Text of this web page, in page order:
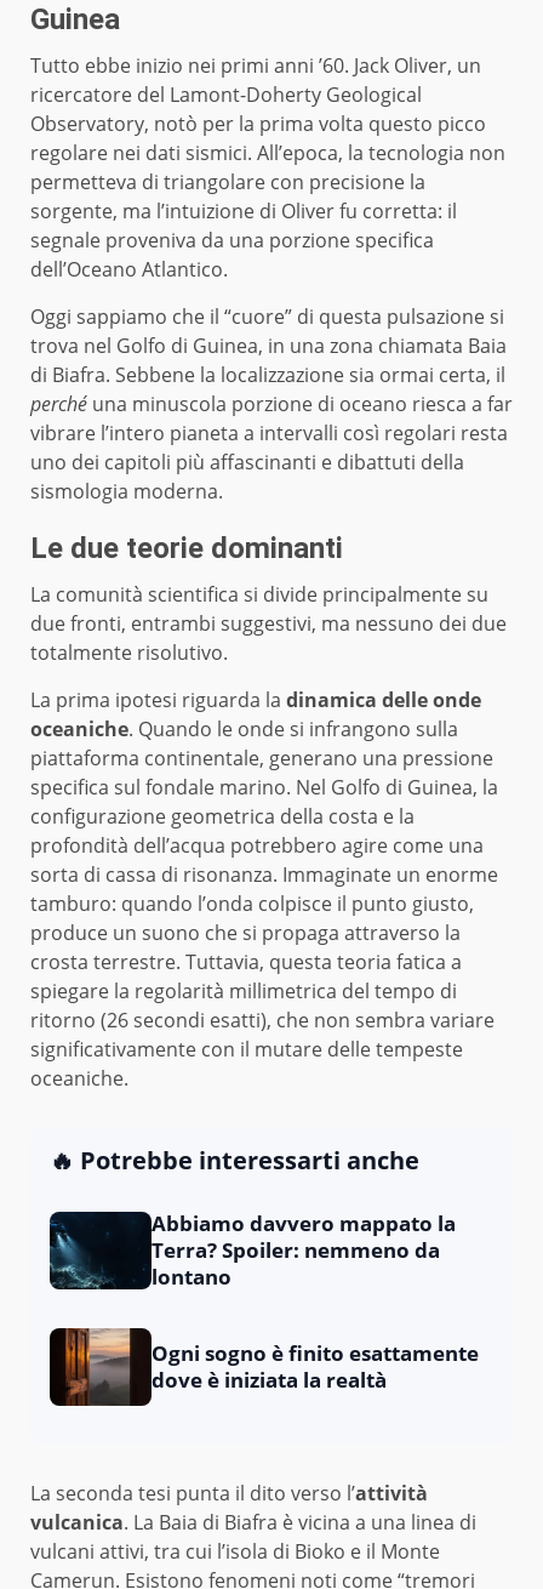
Guinea
Tutto ebbe inizio nei primi anni ’60. Jack Oliver, un
ricercatore del Lamont-Doherty Geological
Observatory, notò per la prima volta questo picco
regolare nei dati sismici. All’epoca, la tecnologia non
permetteva di triangolare con precisione la
sorgente, ma l’intuizione di Oliver fu corretta: il
segnale proveniva da una porzione specifica
dell’Oceano Atlantico.
Oggi sappiamo che il “cuore” di questa pulsazione si
trova nel Golfo di Guinea, in una zona chiamata Baia
di Biafra. Sebbene la localizzazione sia ormai certa, il
perché una minuscola porzione di oceano riesca a far
vibrare l’intero pianeta a intervalli così regolari resta
uno dei capitoli più affascinanti e dibattuti della
sismologia moderna.
Le due teorie dominanti
La comunità scientifica si divide principalmente su
due fronti, entrambi suggestivi, ma nessuno dei due
totalmente risolutivo.
La prima ipotesi riguarda la dinamica delle onde
oceaniche. Quando le onde si infrangono sulla
piattaforma continentale, generano una pressione
specifica sul fondale marino. Nel Golfo di Guinea, la
configurazione geometrica della costa e la
profondità dell’acqua potrebbero agire come una
sorta di cassa di risonanza. Immaginate un enorme
tamburo: quando l’onda colpisce il punto giusto,
produce un suono che si propaga attraverso la
crosta terrestre. Tuttavia, questa teoria fatica a
spiegare la regolarità millimetrica del tempo di
ritorno (26 secondi esatti), che non sembra variare
significativamente con il mutare delle tempeste
oceaniche.
🔥 Potrebbe interessarti anche
Abbiamo davvero mappato la
Terra? Spoiler: nemmeno da
lontano
Ogni sogno è finito esattamente
dove è iniziata la realtà
La seconda tesi punta il dito verso l’attività
vulcanica. La Baia di Biafra è vicina a una linea di
vulcani attivi, tra cui l’isola di Bioko e il Monte
Camerun. Esistono fenomeni noti come “tremori